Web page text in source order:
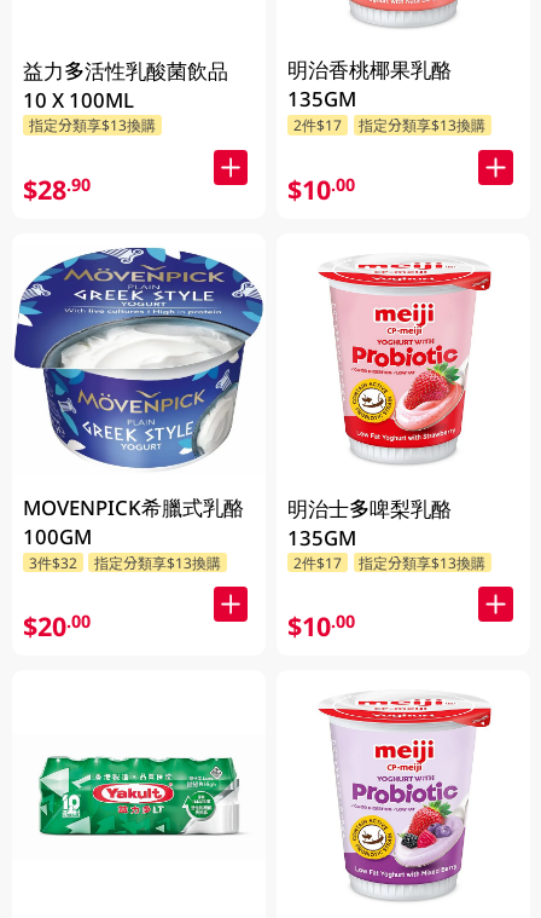
益力多活性乳酸菌飲品
10 X 100ML
指定分類享$13換購
$28.90
MOVENPICK希臘式乳酪
100GM
3件$32 指定分類享$13換購
$20.00
明治香桃椰果乳酪
135GM
2件$17 指定分類享$13換購
$10.00
明治士多啤梨乳酪
135GM
2件$17 指定分類享$13換購
$10.00